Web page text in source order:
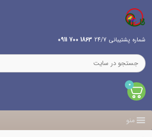
شماره پشتیبانی 24/7 1863 700 0911
0
منو